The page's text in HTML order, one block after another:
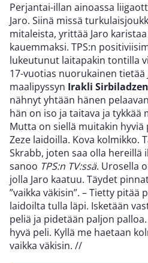
Perjantai-illan ainoassa
Jaro. Siinä missä
mitaleista, yrittää Jaro
kauemmaksi. TPS:n
lukeutunut laitapakin tontilla
17-vuotias nuorukainen tietää
maalipyssyn Irakli Sirbiladzen
nähnyt yhtään hänen
hän on iso ja taitava ja tykkää
Mutta on siellä muitakin hyviä
Zeze laidoilla. Kova kolmikko.
Skrabb, joten saa olla hereillä
sanoo TPS:n TV:ssä. Urosella
jolla Jaro kaatuu. Täydet
”vaikka väkisin”. – Tietty
laidoilta tulla läpi. Isketään
peliä ja pidetään paljon
hyvä peli. Kyllä me haetaan
vaikka väkisin. //